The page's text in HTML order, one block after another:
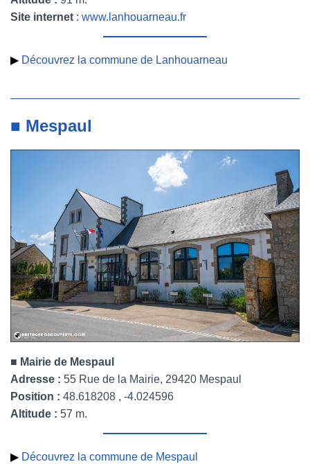
Site internet : www.lanhouarneau.fr
▶ Découvrez la commune de Lanhouarneau
■ Mespaul
■ Mairie de Mespaul
Adresse : 55 Rue de la Mairie, 29420 Mespaul
Position : 48.618208 , -4.024596
Altitude : 57 m.
▶ Découvrez la commune de Mespaul